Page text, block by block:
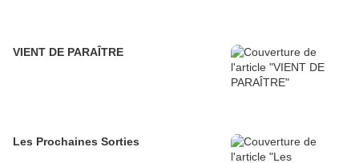
VIENT DE PARAÎTRE
Les Prochaines Sorties